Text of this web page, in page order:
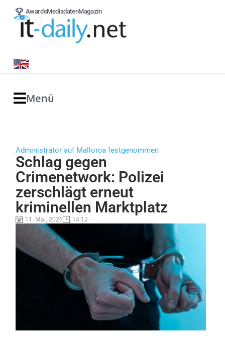
AwardsMediadatenMagazin
Menü
Administrator auf Mallorca festgenommen
Schlag gegen
Crimenetwork: Polizei
zerschlägt erneut
kriminellen Marktplatz
11. Mai, 2026 14:12